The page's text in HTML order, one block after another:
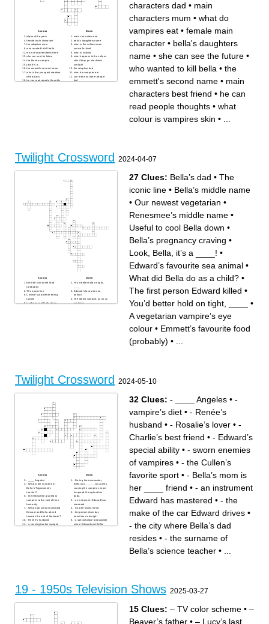
Across
alpha of the pack
female main character
the adoptive mum
who wanted to kill bella
main characters best friend
she can see the future
the blonde vampire
jacob is a...
the emmett's second name
who is the youngest member
of the pack
he can read people thoughts
Down
main characters dad
bella's daughters name
what is the cullens main
source for food
what is victoria
what happens to the cullens
skin if they go into direct
sunlight
the adoptive dad
what do vampires eat
can feel what other people
feel
characters dad • main
characters mum • what do
vampires eat • female main
character • bella's daughters
name • she can see the future •
who wanted to kill bella • the
emmett's second name • main
characters best friend • he can
read people thoughts • what
colour is vampires skin •
Twilight Crossword 2024-04-07
Across
Emmett’s favourite food
(probably)
The iconic line
Carlisle’s job before being
turned
Useful to cool Bella down
Werewolves don’t ____
unless they stop shifting
Down
You’d better hold on tight,
Edward’s favourite sea
animal
The oldest vampire, as far as
we know
27 Clues: Bella’s dad • The
iconic line • Bella’s middle name
• Our newest vegetarian •
Renesmee’s middle name •
Useful to cool Bella down •
Bella’s pregnancy craving •
Look, Bella, it’s a ____! •
Edward’s favourite sea animal •
What did Bella do as a child? •
The first person Edward killed •
You’d better hold on tight, ____
•
A vegetarian vampire’s eye
colour • Emmett’s favourite food
(probably) •
Twilight Crossword 2024-05-10
Across
- ____ Angeles
- What is the surname of
Bella’s Trigonometry
teacher?
- the eternal life granted to
vampires at the cost of their
humanity
- What high school event did
Edward and Bella attend
towards the end of the book?
- Renée’s husband
- a cunning tracker vampire
- which mountain did Laurent
travel to after James started
- Bella’s mom is her ____
friend
Down
- During their encounter,
Bella was ______ by James,
causing the vampire venom
to spread throughout her
body.
- an instrument Edward has
mastered
- Charlie’s best friend
- the period when day
transitions into night
- a special place (grassland)
where Edward and Bella
- What Native American tribe
does Jacob belong to?
- the surname of Bella’s
32 Clues: - ____ Angeles • -
vampire’s diet • - Renée’s
husband • - Rosalie’s lover • -
Charlie’s best friend • - Edward’s
special ability • - sworn enemies
of vampires • - the Cullen’s
favorite sport • - Bella’s mom is
her ____ friend • - an instrument
Edward has mastered • - the
make of the car Edward drives •
- the city where Bella’s dad
resides • - the surname of
Bella’s science teacher •
19 - 1950s Television Shows 2025-03-27
15 Clues: – TV color scheme • –
Beaver’s father • – Lucy’s last